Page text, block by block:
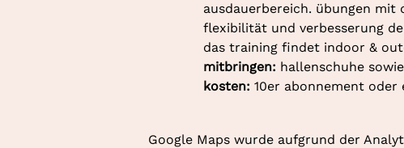
ausdauerbereich. übungen
flexibilität und verbesserung
das training findet indoor &
mitbringen: hallenschuhe
kosten: 10er abonnement oder
Google Maps wurde aufgrund der